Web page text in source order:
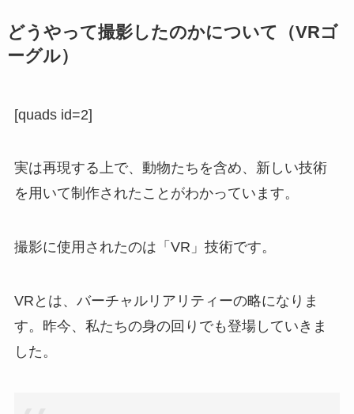
どうやって撮影したのかについて（VRゴ
ーグル）
[quads id=2]
実は再現する上で、動物たちを含め、新しい技術
を用いて制作されたことがわかっています。
撮影に使用されたのは「VR」技術です。
VRとは、バーチャルリアリティーの略になりま
す。昨今、私たちの身の回りでも登場していきま
した。